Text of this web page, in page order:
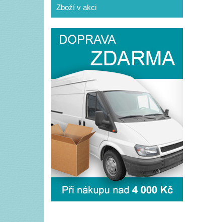
Zboží v akci